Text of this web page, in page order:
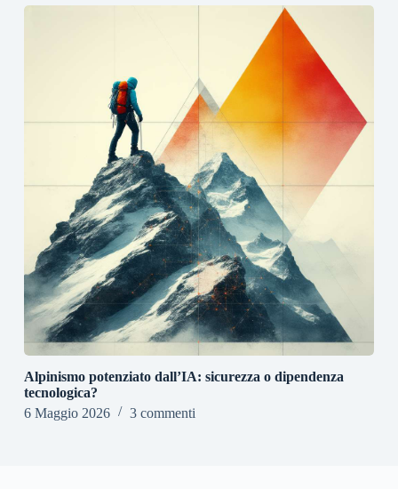
Alpinismo potenziato dall’IA: sicurezza o dipendenza
tecnologica?
6 Maggio 2026
3 commenti